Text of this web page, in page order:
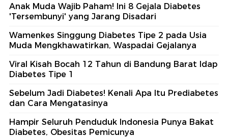
Anak Muda Wajib Paham! Ini 8 Gejala Diabetes
'Tersembunyi' yang Jarang Disadari
Wamenkes Singgung Diabetes Tipe 2 pada Usia
Muda Mengkhawatirkan, Waspadai Gejalanya
Viral Kisah Bocah 12 Tahun di Bandung Barat Idap
Diabetes Tipe 1
Sebelum Jadi Diabetes! Kenali Apa Itu Prediabetes
dan Cara Mengatasinya
Hampir Seluruh Penduduk Indonesia Punya Bakat
Diabetes, Obesitas Pemicunya